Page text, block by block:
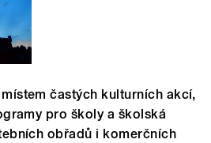
častých kulturních akcí,
pro školy a školská
obřadů i komerčních